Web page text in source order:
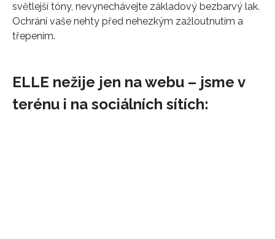
světlejší tóny, nevynechávejte základový bezbarvý lak.
Ochrání vaše nehty před nehezkým zažloutnutím a
třepením.
ELLE nežije jen na webu – jsme v
terénu i na sociálních sítích: